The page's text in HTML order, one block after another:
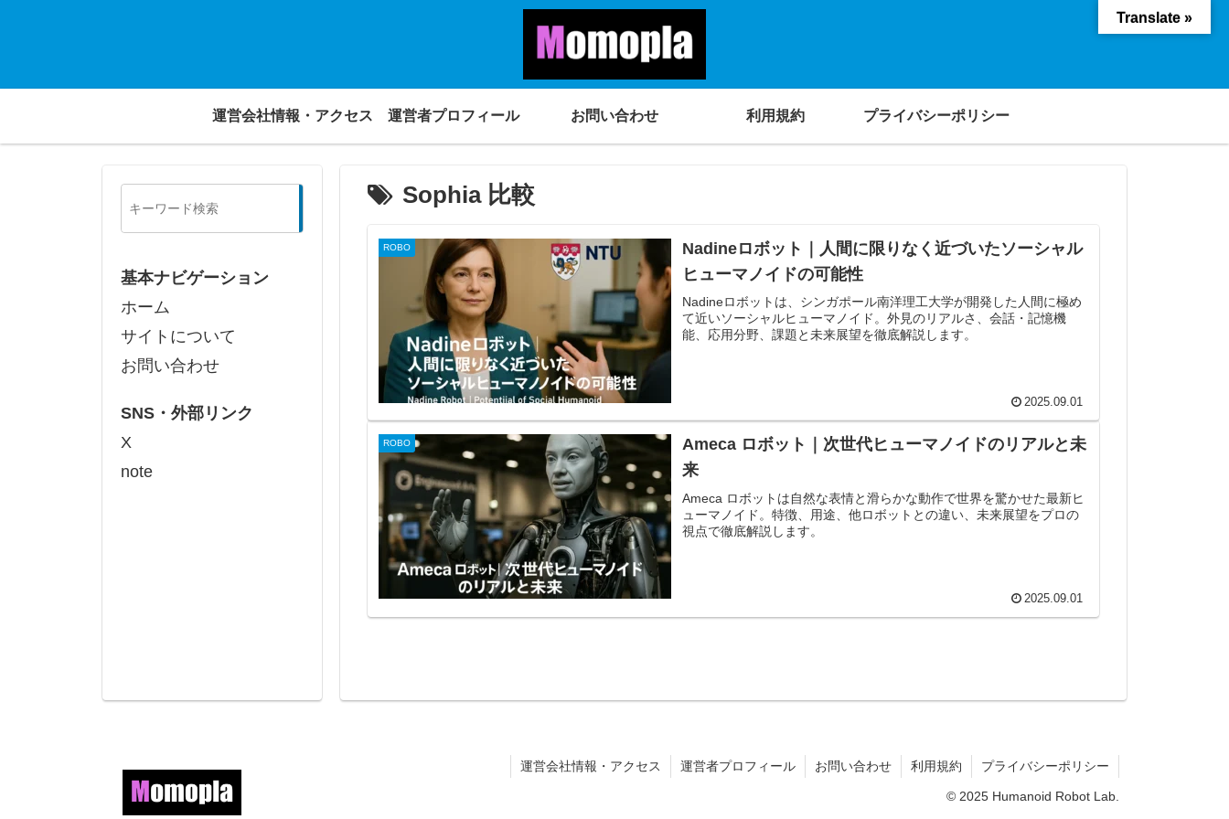
運営会社情報・アクセス 運営者プロフィール お問い合わせ 利用規約 プライバシーポリシー
Sophia 比較
ROBO
Nadineロボット｜人間に限りなく近づいたソーシャル
ヒューマノイドの可能性
Nadineロボットは、シンガポール南洋理工大学が開発した人間に極め
て近いソーシャルヒューマノイド。外見のリアルさ、会話・記憶機
能、応用分野、課題と未来展望を徹底解説します。
2025.09.01
ROBO
Ameca ロボット｜次世代ヒューマノイドのリアルと未
来
Ameca ロボットは自然な表情と滑らかな動作で世界を驚かせた最新ヒ
ューマノイド。特徴、用途、他ロボットとの違い、未来展望をプロの
視点で徹底解説します。
2025.09.01
基本ナビゲーション
ホーム
サイトについて
お問い合わせ
SNS・外部リンク
X
note
運営会社情報・アクセス 運営者プロフィール お問い合わせ 利用規約 プライバシーポリシー
© 2025 Humanoid Robot Lab.
Translate »